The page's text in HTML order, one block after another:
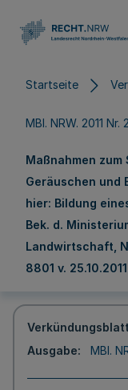
Startseite
MBl. NRW. 2011 Nr.
Maßnahmen
Geräuschen und
hier: Bildung
Bek. d.
Landwirtschaft,
8801 v. 25.10.2011
Verkündungsblatt
Ausgabe
MBl.